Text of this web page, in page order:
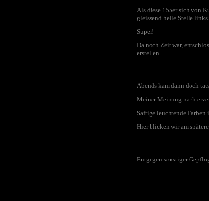
Als diese 155er sich von
gleissend helle Stelle
Super!
Da noch Zeit war,
erstellen.
Abends kam dann doch
Meiner Meinung nach
Saftige leuchtende
Hier blicken wir am
Entgegen sonstiger